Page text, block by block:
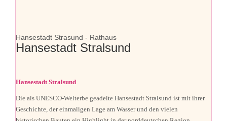
Hansestadt Strasund - Rathaus
Hansestadt Stralsund
Hansestadt Stralsund
Die als UNESCO-Welterbe geadelte Hansestadt Stralsund ist mit ihrer
Geschichte, der einmaligen Lage am Wasser und den vielen